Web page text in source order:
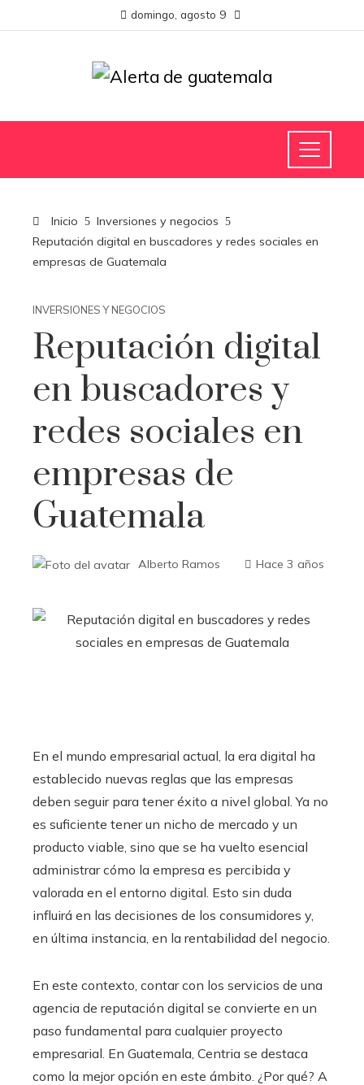
domingo, agosto 9
Inicio
Inversiones y negocios
Reputación digital en buscadores y redes sociales en
empresas de Guatemala
INVERSIONES Y NEGOCIOS
Reputación digital
en buscadores y
redes sociales en
empresas de
Guatemala
Alberto Ramos Hace 3 años
En el mundo empresarial actual, la era digital ha
establecido nuevas reglas que las empresas
deben seguir para tener éxito a nivel global. Ya no
es suficiente tener un nicho de mercado y un
producto viable, sino que se ha vuelto esencial
administrar cómo la empresa es percibida y
valorada en el entorno digital. Esto sin duda
influirá en las decisiones de los consumidores y,
en última instancia, en la rentabilidad del negocio.
En este contexto, contar con los servicios de una
agencia de reputación digital se convierte en un
paso fundamental para cualquier proyecto
empresarial. En Guatemala, Centria se destaca
como la mejor opción en este ámbito. ¿Por qué? A